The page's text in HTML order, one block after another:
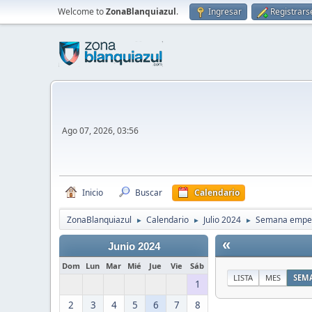
Welcome toZonaBlanquiazul. Ingresar
Ago 07, 2026, 03:56
Inicio Buscar Calendario
ZonaBlanquiazul ► Calendario ► Julio 2024 ► Semana
Junio 2024
Dom Lun Mar Mié Jue Vie Sáb
1
2
3 4 5 6 7 8
«
LISTA MES